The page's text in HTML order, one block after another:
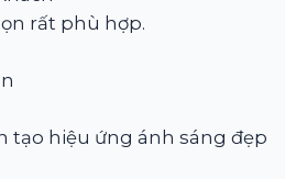
rất phù hợp.
tạo hiệu ứng ánh sáng đẹp